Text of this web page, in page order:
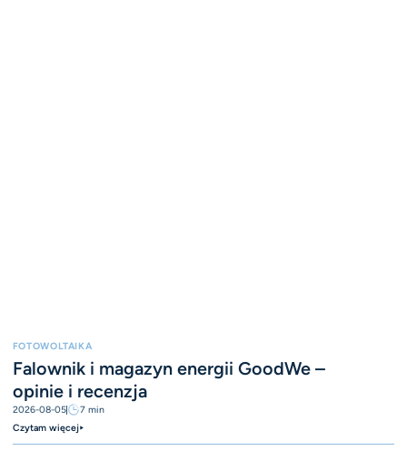
FOTOWOLTAIKA
Falownik i magazyn energii GoodWe –
opinie i recenzja
2026-08-05 7 min
Czytam więcej